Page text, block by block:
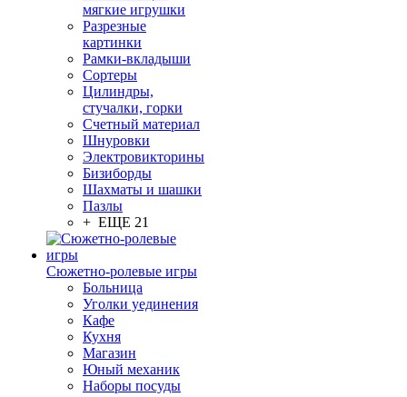
мягкие игрушки
Разрезные
картинки
Рамки-вкладыши
Сортеры
Цилиндры,
стучалки, горки
Счетный материал
Шнуровки
Электровикторины
Бизиборды
Шахматы и шашки
Пазлы
+ ЕЩЕ 21
Сюжетно-ролевые игры
Больница
Уголки уединения
Кафе
Кухня
Магазин
Юный механик
Наборы посуды